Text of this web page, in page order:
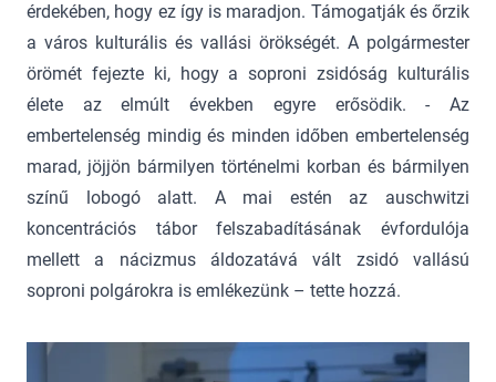
érdekében, hogy ez így is maradjon. Támogatják és őrzik
a város kulturális és vallási örökségét. A polgármester
örömét fejezte ki, hogy a soproni zsidóság kulturális
élete az elmúlt években egyre erősödik. - Az
embertelenség mindig és minden időben embertelenség
marad, jöjjön bármilyen történelmi korban és bármilyen
színű lobogó alatt. A mai estén az auschwitzi
koncentrációs tábor felszabadításának évfordulója
mellett a nácizmus áldozatává vált zsidó vallású
soproni polgárokra is emlékezünk – tette hozzá.